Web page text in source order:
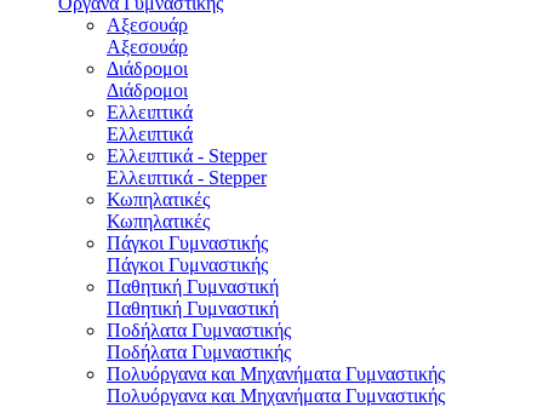
Αξεσουάρ
Αξεσουάρ
Διάδρομοι
Διάδρομοι
Ελλειπτικά
Ελλειπτικά
Ελλειπτικά - Stepper
Ελλειπτικά - Stepper
Κωπηλατικές
Κωπηλατικές
Πάγκοι Γυμναστικής
Πάγκοι Γυμναστικής
Παθητική Γυμναστική
Παθητική Γυμναστική
Ποδήλατα Γυμναστικής
Ποδήλατα Γυμναστικής
Πολυόργανα και Μηχανήματα Γυμναστικής
Πολυόργανα και Μηχανήματα Γυμναστικής